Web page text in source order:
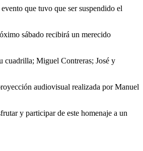
que tuvo que ser suspendido el
sábado recibirá un merecido
cuadrilla; Miguel Contreras; José y
audiovisual realizada por Manuel
y participar de este homenaje a un